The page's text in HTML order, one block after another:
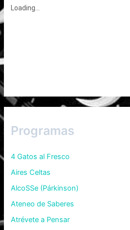
Programas
4 Gatos al Fresco
Aires Celtas
AlcoSSe (Párkinson)
Ateneo de Saberes
Atrévete a Pensar